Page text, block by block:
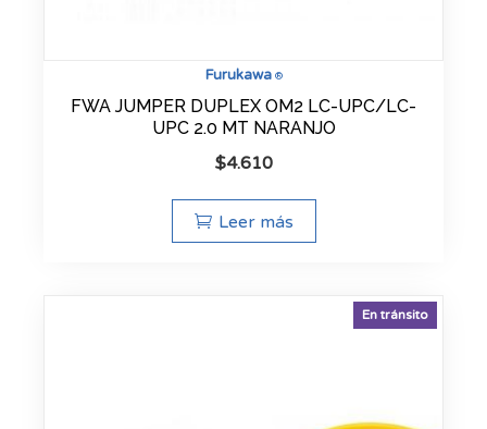
Furukawa®
FWA JUMPER DUPLEX OM2 LC-UPC/LC-
UPC 2.0 MT NARANJO
$4.610
Leer más
En tránsito